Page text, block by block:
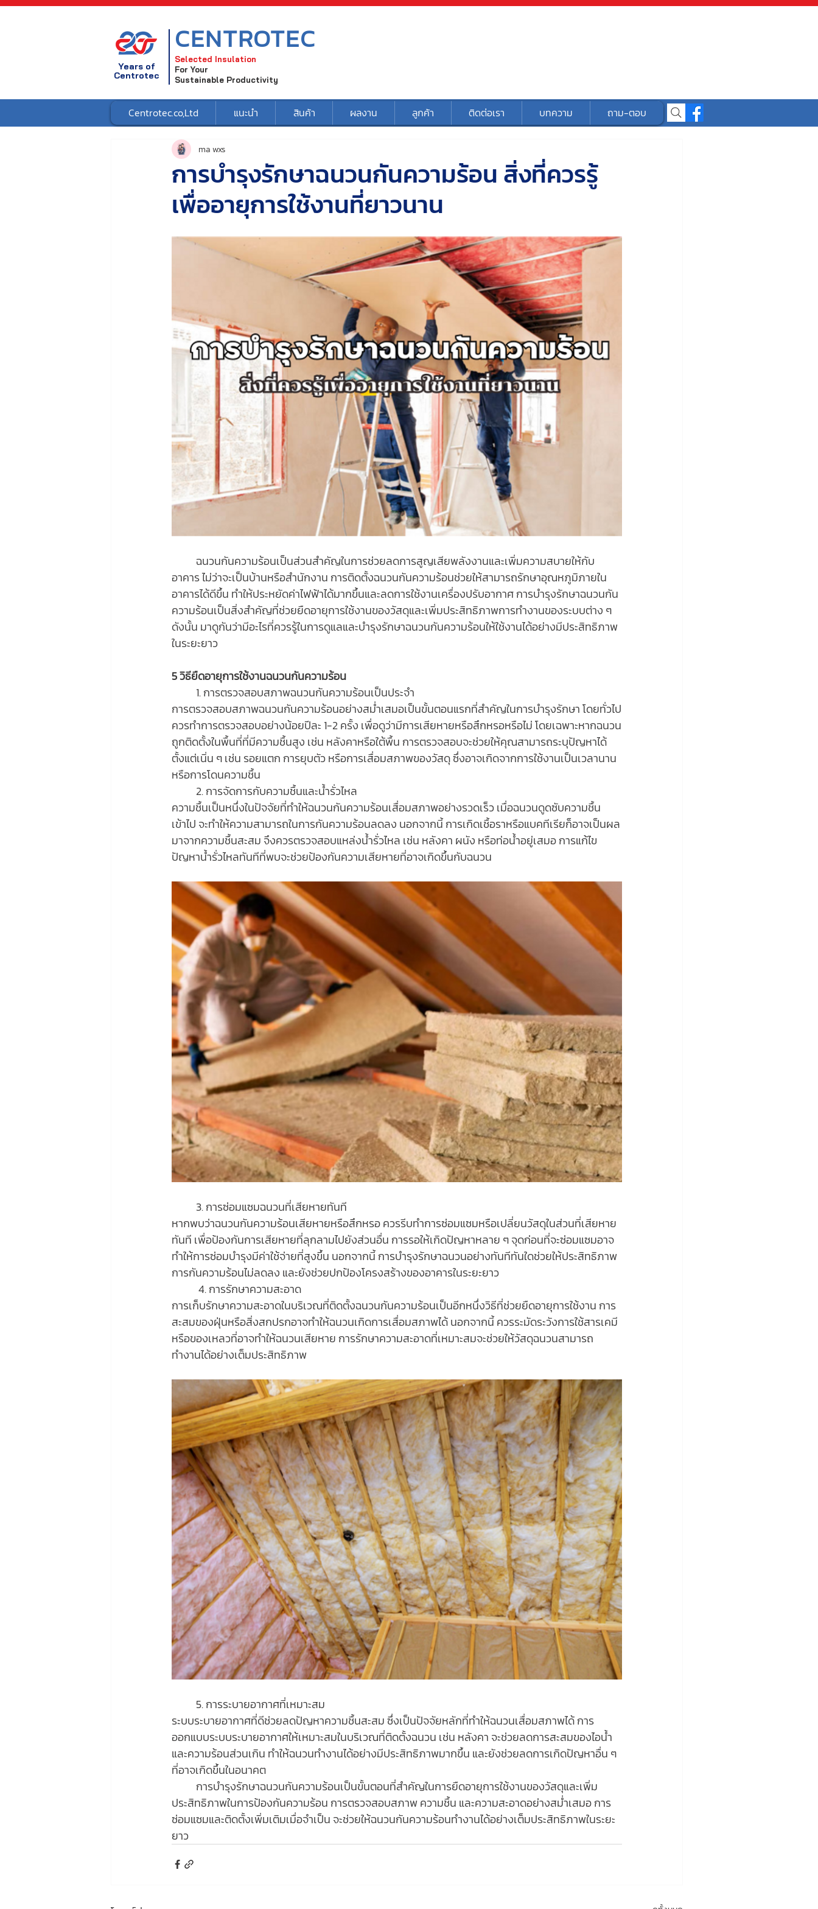
Years of
Centrotec
CENTROTEC
Selected Insulation
For Your
Sustainable Productivity
Centrotec.co,Ltd แนะนำ สินค้า ผลงาน ลูกค้า ติดต่อเรา บทความ ถาม-ตอบ
การบำรุงรักษาฉนวนกันความร้อน สิ่งที่ควรรู้
เพื่ออายุการใช้งานที่ยาวนาน
ma wxs
อาคาร ไม่ว่าจะเป็นบ้านหรือสำนักงาน การติดตั้งฉนวนกันความร้อนช่วยให้สามารถรักษาอุณหภูมิภายใน
อาคารได้ดีขึ้น ทำให้ประหยัดค่าไฟฟ้าได้มากขึ้นและลดการใช้งานเครื่องปรับอากาศ การบำรุงรักษาฉนวนกัน
ความร้อนเป็นสิ่งสำคัญที่ช่วยยืดอายุการใช้งานของวัสดุและเพิ่มประสิทธิภาพการทำงานของระบบต่าง ๆ
ดังนั้น มาดูกันว่ามีอะไรที่ควรรู้ในการดูแลและบำรุงรักษาฉนวนกันความร้อนให้ใช้งานได้อย่างมีประสิทธิภาพ
ในระยะยาว
5 วิธียืดอายุการใช้งานฉนวนกันความร้อน
	1. การตรวจสอบสภาพฉนวนกันความร้อนเป็นประจำ
การตรวจสอบสภาพฉนวนกันความร้อนอย่างสม่ำเสมอเป็นขั้นตอนแรกที่สำคัญในการบำรุงรักษา โดยทั่วไป
ควรทำการตรวจสอบอย่างน้อยปีละ 1-2 ครั้ง เพื่อดูว่ามีการเสียหายหรือสึกหรอหรือไม่ โดยเฉพาะหากฉนวน
ถูกติดตั้งในพื้นที่ที่มีความชื้นสูง เช่น หลังคาหรือใต้พื้น การตรวจสอบจะช่วยให้คุณสามารถระบุปัญหาได้
ตั้งแต่เนิ่น ๆ เช่น รอยแตก การยุบตัว หรือการเสื่อมสภาพของวัสดุ ซึ่งอาจเกิดจากการใช้งานเป็นเวลานาน
หรือการโดนความชื้น
2. การจัดการกับความชื้นและน้ำรั่วไหล
ความชื้นเป็นหนึ่งในปัจจัยที่ทำให้ฉนวนกันความร้อนเสื่อมสภาพอย่างรวดเร็ว เมื่อฉนวนดูดซับความชื้น
เข้าไป จะทำให้ความสามารถในการกันความร้อนลดลง นอกจากนี้ การเกิดเชื้อราหรือแบคทีเรียก็อาจเป็นผล
มาจากความชื้นสะสม จึงควรตรวจสอบแหล่งน้ำรั่วไหล เช่น หลังคา ผนัง หรือท่อน้ำอยู่เสมอ การแก้ไข
ปัญหาน้ำรั่วไหลทันทีที่พบจะช่วยป้องกันความเสียหายที่อาจเกิดขึ้นกับฉนวน
3. การซ่อมแซมฉนวนที่เสียหายทันที
หากพบว่าฉนวนกันความร้อนเสียหายหรือสึกหรอ ควรรีบทำการซ่อมแซมหรือเปลี่ยนวัสดุในส่วนที่เสียหาย
ทันที เพื่อป้องกันการเสียหายที่ลุกลามไปยังส่วนอื่น การรอให้เกิดปัญหาหลาย ๆ จุดก่อนที่จะซ่อมแซมอาจ
ทำให้การซ่อมบำรุงมีค่าใช้จ่ายที่สูงขึ้น นอกจากนี้ การบำรุงรักษาฉนวนอย่างทันทีทันใดช่วยให้ประสิทธิภาพ
การกันความร้อนไม่ลดลง และยังช่วยปกป้องโครงสร้างของอาคารในระยะยาว
	 4. การรักษาความสะอาด
การเก็บรักษาความสะอาดในบริเวณที่ติดตั้งฉนวนกันความร้อนเป็นอีกหนึ่งวิธีที่ช่วยยืดอายุการใช้งาน การ
สะสมของฝุ่นหรือสิ่งสกปรกอาจทำให้ฉนวนเกิดการเสื่อมสภาพได้ นอกจากนี้ ควรระมัดระวังการใช้สารเคมี
หรือของเหลวที่อาจทำให้ฉนวนเสียหาย การรักษาความสะอาดที่เหมาะสมจะช่วยให้วัสดุฉนวนสามารถ
ทำงานได้อย่างเต็มประสิทธิภาพ
5. การระบายอากาศที่เหมาะสม
ระบบระบายอากาศที่ดีช่วยลดปัญหาความชื้นสะสม ซึ่งเป็นปัจจัยหลักที่ทำให้ฉนวนเสื่อมสภาพได้ การ
ออกแบบระบบระบายอากาศให้เหมาะสมในบริเวณที่ติดตั้งฉนวน เช่น หลังคา จะช่วยลดการสะสมของไอน้ำ
และความร้อนส่วนเกิน ทำให้ฉนวนทำงานได้อย่างมีประสิทธิภาพมากขึ้น และยังช่วยลดการเกิดปัญหาอื่น ๆ
ที่อาจเกิดขึ้นในอนาคต
ประสิทธิภาพในการป้องกันความร้อน การตรวจสอบสภาพ ความชื้น และความสะอาดอย่างสม่ำเสมอ การ
ซ่อมแซมและติดตั้งเพิ่มเติมเมื่อจำเป็น จะช่วยให้ฉนวนกันความร้อนทำงานได้อย่างเต็มประสิทธิภาพในระยะ
ยาว